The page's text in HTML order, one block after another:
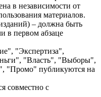
в независимости от
материалов.
– должна быть
в первом абзаце
"Экспертиза",
"Власть", "Выборы",
"Промо" публикуются на
совместно с